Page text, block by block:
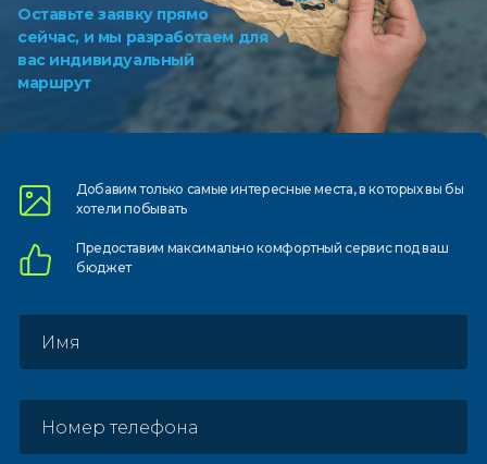
Оставьте заявку прямо
сейчас, и мы разработаем для
вас индивидуальный
маршрут
Добавим только самыеинтересные места, в которыхвы бы
хотели побывать
Предоставим максимально комфортныйсервис под ваш
бюджет